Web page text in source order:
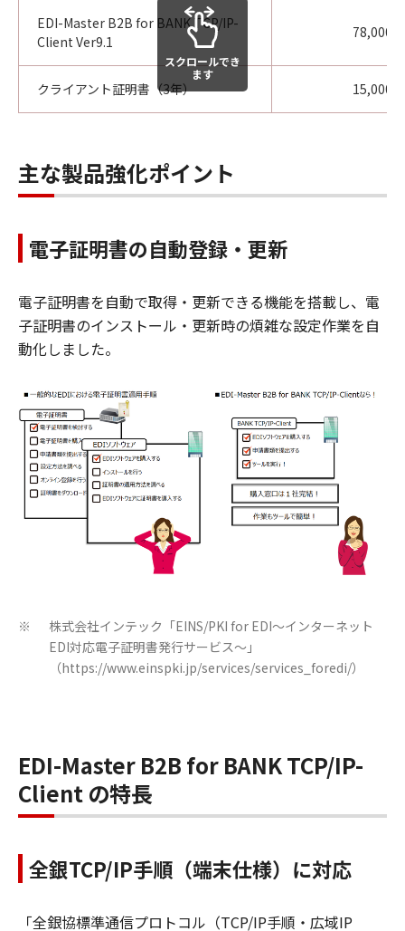
EDI-Master B2B for BANK TCP/IP-
Client Ver9.1
78,000円
クライアント証明書（3年） 15,000円
スクロールでき
ます
主な製品強化ポイント
電子証明書の自動登録・更新
電子証明書を自動で取得・更新できる機能を搭載し、電
子証明書のインストール・更新時の煩雑な設定作業を自
動化しました。
※
株式会社インテック「EINS/PKI for EDI～インターネット
EDI対応電子証明書発行サービス～」
（https://www.einspki.jp/services/services_foredi/）
EDI-Master B2B for BANK TCP/IP-
Client の特長
全銀TCP/IP手順（端末仕様）に対応
「全銀協標準通信プロトコル（TCP/IP手順・広域IP